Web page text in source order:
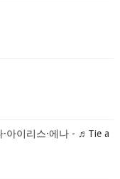
·아이리스·에나 - ♬Tie a